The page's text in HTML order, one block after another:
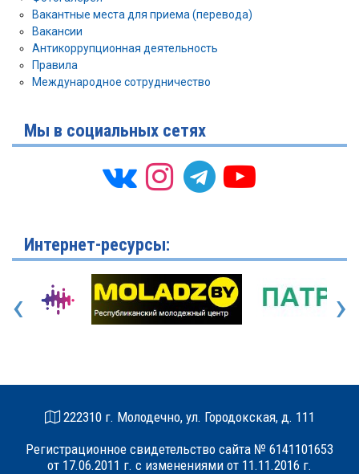
Вакантные места для приема (перевода)
Вакансии
Антикоррупционная деятельность
Правила
Международное сотрудничество
Мы в социальных сетях
Интернет-ресурсы:
‹ ›
222310 г. Молодечно, ул. Городокская, д. 111
Регистрационное свидетельство сайта № 6141101653
от 17.06.2011 г. с изменениями от 11.11.2016 г.